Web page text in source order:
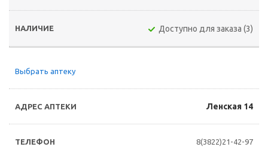
Доступно для заказа (3)
Выбрать аптеку
Ленская 14
8(3822)21-42-97